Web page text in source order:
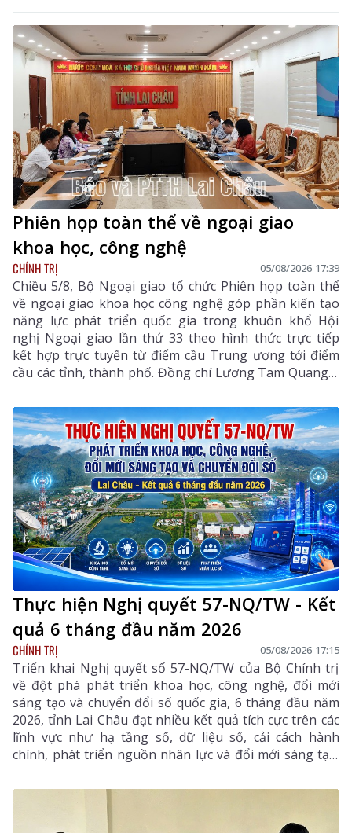
Phiên họp toàn thể về ngoại giao
khoa học, công nghệ
CHÍNH TRỊ 05/08/2026 17:39
Chiều 5/8, Bộ Ngoại giao tổ chức Phiên họp toàn thể
về ngoại giao khoa học công nghệ góp phần kiến tạo
năng lực phát triển quốc gia trong khuôn khổ Hội
nghị Ngoại giao lần thứ 33 theo hình thức trực tiếp
kết hợp trực tuyến từ điểm cầu Trung ương tới điểm
cầu các tỉnh, thành phố. Đồng chí Lương Tam Quang –
Uỷ viên Bộ Chính trị, Bộ trưởng Bộ Công an, Phó
Trưởng ban Thường trực Ban Chỉ đạo Trung ương
thực hiện Nghị quyết số 57-NQ/TW của Bộ Chính trị
dự và chỉ đạo phiên họp. Dự phiên họp còn có đồng
chí Lê Hoài Trung - Ủy viên Bộ Chính trị, Bí thư Đảng
ủy, Bộ trưởng Bộ Ngoại giao; đại diện lãnh đạo các
ban, bộ, ngành Trung ương.
Thực hiện Nghị quyết 57-NQ/TW - Kết
quả 6 tháng đầu năm 2026
CHÍNH TRỊ 05/08/2026 17:15
Triển khai Nghị quyết số 57-NQ/TW của Bộ Chính trị
về đột phá phát triển khoa học, công nghệ, đổi mới
sáng tạo và chuyển đổi số quốc gia, 6 tháng đầu năm
2026, tỉnh Lai Châu đạt nhiều kết quả tích cực trên các
lĩnh vực như hạ tầng số, dữ liệu số, cải cách hành
chính, phát triển nguồn nhân lực và đổi mới sáng tạo.
Trong 6 tháng cuối năm, tỉnh tiếp tục tập trung thực
hiện các nhiệm vụ trọng tâm, tạo chuyển biến mạnh
mẽ trong phát triển khoa học, công nghệ, đổi mới
sáng tạo và chuyển đổi số.